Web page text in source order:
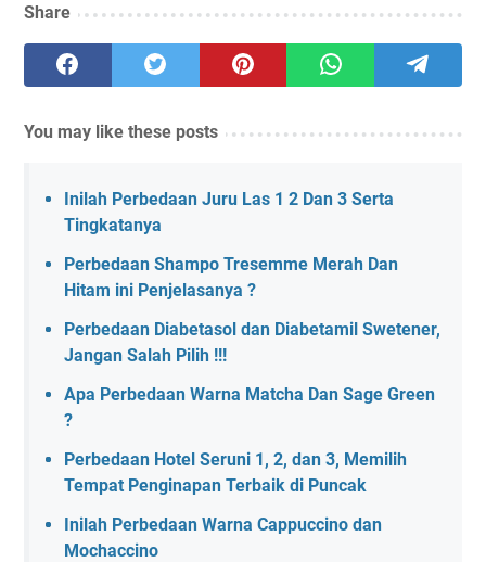
Share
You may like these posts
Inilah Perbedaan Juru Las 1 2 Dan 3 Serta
Tingkatanya
Perbedaan Shampo Tresemme Merah Dan
Hitam ini Penjelasanya ?
Perbedaan Diabetasol dan Diabetamil Swetener,
Jangan Salah Pilih !!!
Apa Perbedaan Warna Matcha Dan Sage Green
?
Perbedaan Hotel Seruni 1, 2, dan 3, Memilih
Tempat Penginapan Terbaik di Puncak
Inilah Perbedaan Warna Cappuccino dan
Mochaccino